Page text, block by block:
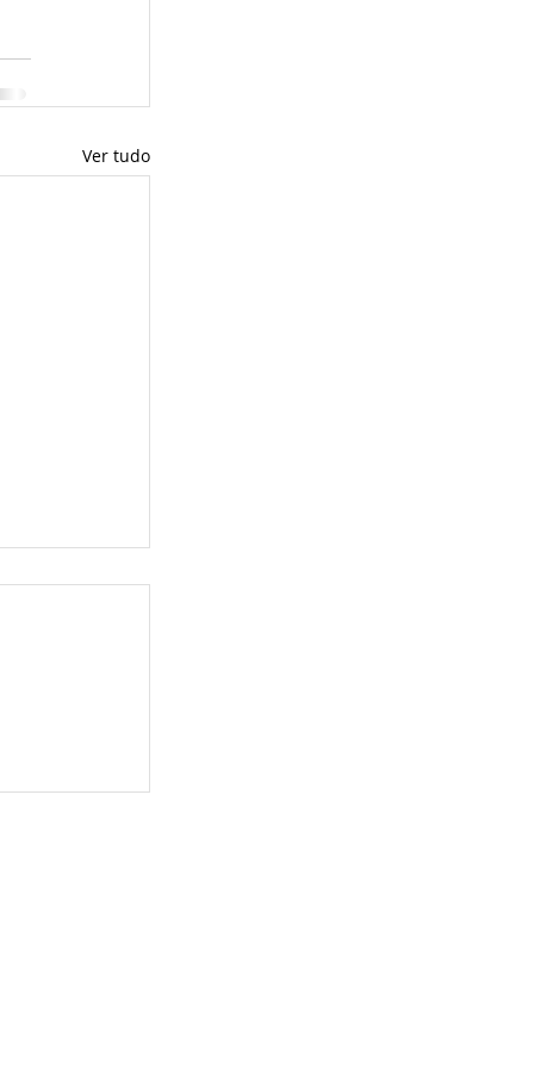
Ver tudo